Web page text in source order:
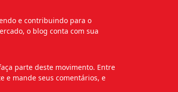
e contribuindo para o
o blog conta com sua
parte deste movimento. Entre
e mande seus comentários, e